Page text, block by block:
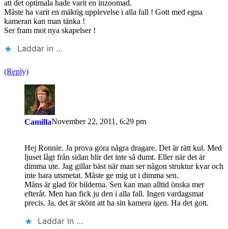
att det optimala hade varit en inzoomad.
Måste ha varit en mäktig upplevelse i alla fall ! Gott med egna
kameran kan man tänka !
Ser fram mot nya skapelser !
Laddar in …
(Reply)
CamillaNovember 22, 2011, 6:29 pm
Hej Ronnie. Ja prova göra några dragare. Det är rätt kul. Med
ljuset lågt från sidan blir det inte så dumt. Eller när det är
dimma ute. Jag gillar bäst när man ser någon struktur kvar och
inte bara utsmetat. Måste ge mig ut i dimma sen.
Måns är glad för bilderna. Sen kan man alltid önska mer
efteråt. Men han fick ju den i alla fall. Ingen vardagsmat
precis. Ja, det är skönt att ha sin kamera igen. Ha det gott.
Laddar in …